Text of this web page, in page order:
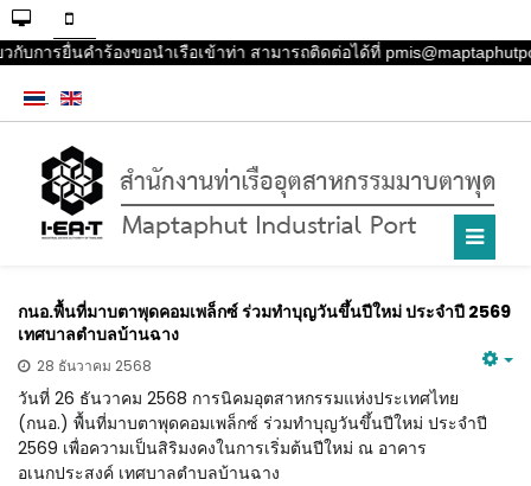
ารยื่นคำร้องขอนำเรือเข้าท่า สามารถติดต่อได้ที่
กนอ.พื้นที่มาบตาพุดคอมเพล็กซ์ ร่วมทำบุญวันขึ้นปีใหม่ ประจำปี 2569
เทศบาลตำบลบ้านฉาง
28 ธันวาคม 2568
วันที่ 26 ธันวาคม 2568 การนิคมอุตสาหกรรมแห่งประเทศไทย
(กนอ.) พื้นที่มาบตาพุดคอมเพล็กซ์ ร่วมทำบุญวันขึ้นปีใหม่ ประจำปี
2569 เพื่อความเป็นสิริมงคงในการเริ่มต้นปีใหม่ ณ อาคาร
อเนกประสงค์ เทศบาลตำบลบ้านฉาง